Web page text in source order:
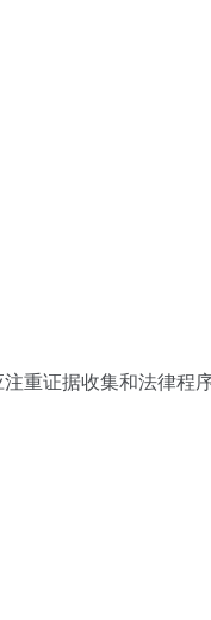
重证据收集和法律程